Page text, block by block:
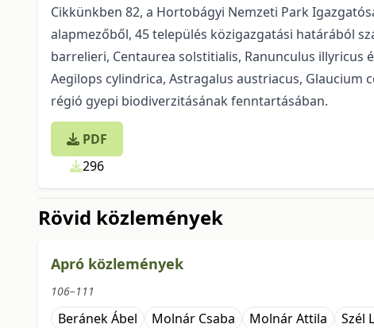
Cikkünkben 82, a Hortobágyi Nem­zeti Park
alapmezőből, 45 település közigazgatási határából
barrelieri, Centaurea solstitialis, Ranunculus illyricus
Aegilops cylindrica, Astragalus austriacus,
régió gyepi biodiverzitásá­nak fenntartásában.
PDF
296
Rövid közlemények
Apró közlemények
106–111
Beránek Ábel Molnár Csaba Molnár Attila Szél